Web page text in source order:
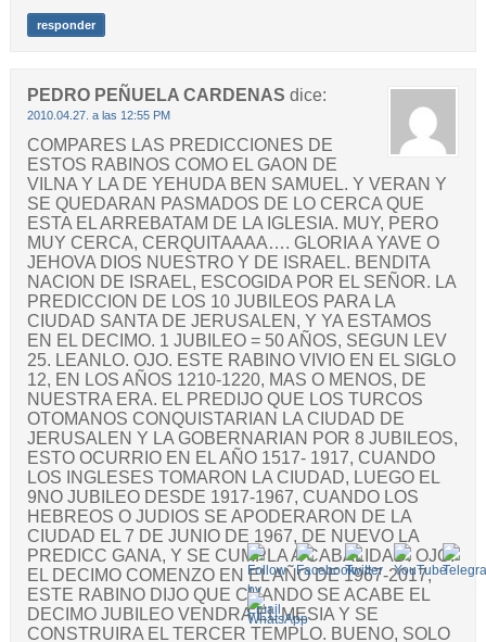
responder
PEDRO PEÑUELA CARDENAS dice:
2010.04.27. a las 12:55 PM
COMPARES LAS PREDICCIONES DE
ESTOS RABINOS COMO EL GAON DE
VILNA Y LA DE YEHUDA BEN SAMUEL. Y VERAN Y
SE QUEDARAN PASMADOS DE LO CERCA QUE
ESTA EL ARREBATAM DE LA IGLESIA. MUY, PERO
MUY CERCA, CERQUITAAAA…. GLORIA A YAVE O
JEHOVA DIOS NUESTRO Y DE ISRAEL. BENDITA
NACION DE ISRAEL, ESCOGIDA POR EL SEÑOR. LA
PREDICCION DE LOS 10 JUBILEOS PARA LA
CIUDAD SANTA DE JERUSALEN, Y YA ESTAMOS
EN EL DECIMO. 1 JUBILEO = 50 AÑOS, SEGUN LEV
25. LEANLO. OJO. ESTE RABINO VIVIO EN EL SIGLO
12, EN LOS AÑOS 1210-1220, MAS O MENOS, DE
NUESTRA ERA. EL PREDIJO QUE LOS TURCOS
OTOMANOS CONQUISTARIAN LA CIUDAD DE
JERUSALEN Y LA GOBERNARIAN POR 8 JUBILEOS,
ESTO OCURRIO EN EL AÑO 1517- 1917, CUANDO
LOS INGLESES TOMARON LA CIUDAD, LUEGO EL
9NO JUBILEO DESDE 1917-1967, CUANDO LOS
HEBREOS O JUDIOS SE APODERARON DE LA
CIUDAD EL 7 DE JUNIO DE 1967, DE NUEVO LA
PREDICC GANA, Y SE CUMPLA A CABALIDAD. OJO.
EL DECIMO COMENZO EN EL AÑO DE 1967-2017,
ESTE RABINO DIJO QUE CUANDO SE ACABE EL
DECIMO JUBILEO VENDRA EL MESIA Y SE
CONSTRUIRA EL TERCER TEMPLO. BUENO, SOLO